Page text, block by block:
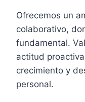
Ofrecemos un
colaborativo,
fundamental.
actitud
crecimiento y
personal.